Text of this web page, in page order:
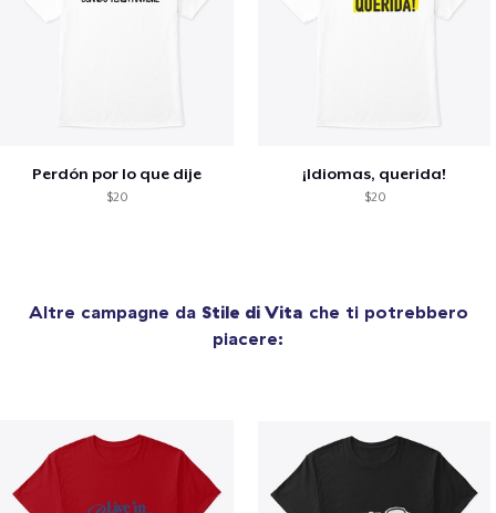
Perdón por lo que dije
$20
¡Idiomas, querida!
$20
Altre campagne da Stile di Vita che ti potrebbero
piacere: